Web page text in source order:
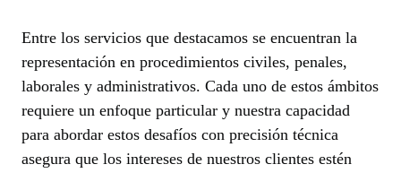
Entre los servicios que destacamos se encuentran la
representación en procedimientos civiles, penales,
laborales y administrativos. Cada uno de estos ámbitos
requiere un enfoque particular y nuestra capacidad
para abordar estos desafíos con precisión técnica
asegura que los intereses de nuestros clientes estén